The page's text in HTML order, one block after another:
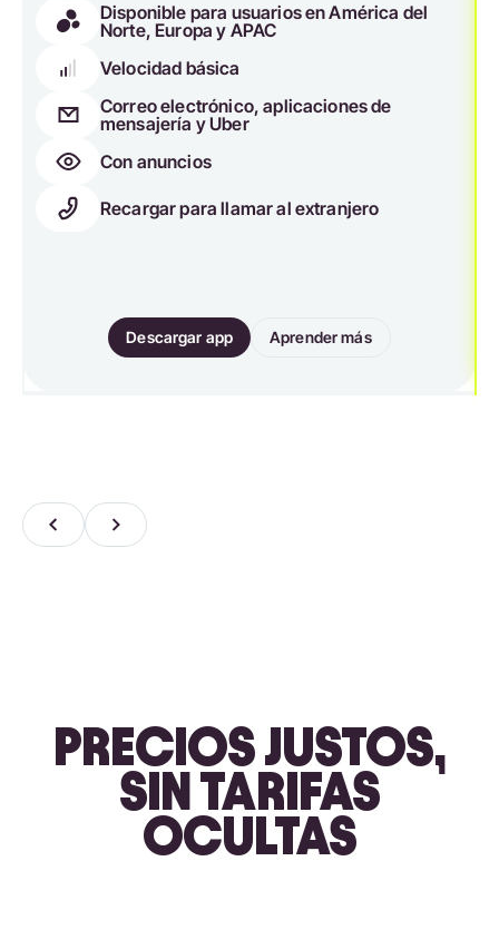
Disponible para usuarios en América del
Norte, Europa y APAC
Velocidad básica
Correo electrónico, aplicaciones de
mensajería y Uber
Con anuncios
Recargar para llamar al extranjero
Descargar app Aprender más
PRECIOS JUSTOS,
SIN TARIFAS
OCULTAS